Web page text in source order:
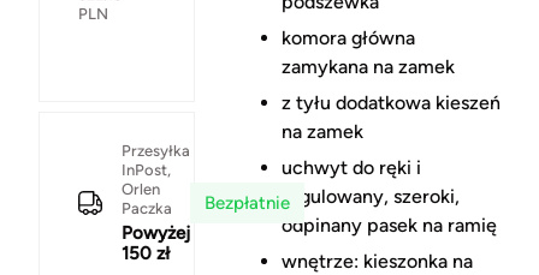
PLN
Przesyłka
InPost,
Orlen
Paczka
Powyżej
150 zł
Bezpłatnie
komora główna
zamykana na zamek
z tyłu dodatkowa kieszeń
na zamek
uchwyt do ręki i
regulowany, szeroki,
odpinany pasek na ramię
wnętrze: kieszonka na